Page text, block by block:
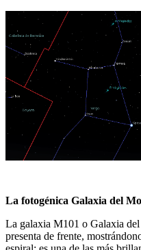
La fotogénica Galaxia del
La galaxia M101 o Galaxia
presenta de frente,